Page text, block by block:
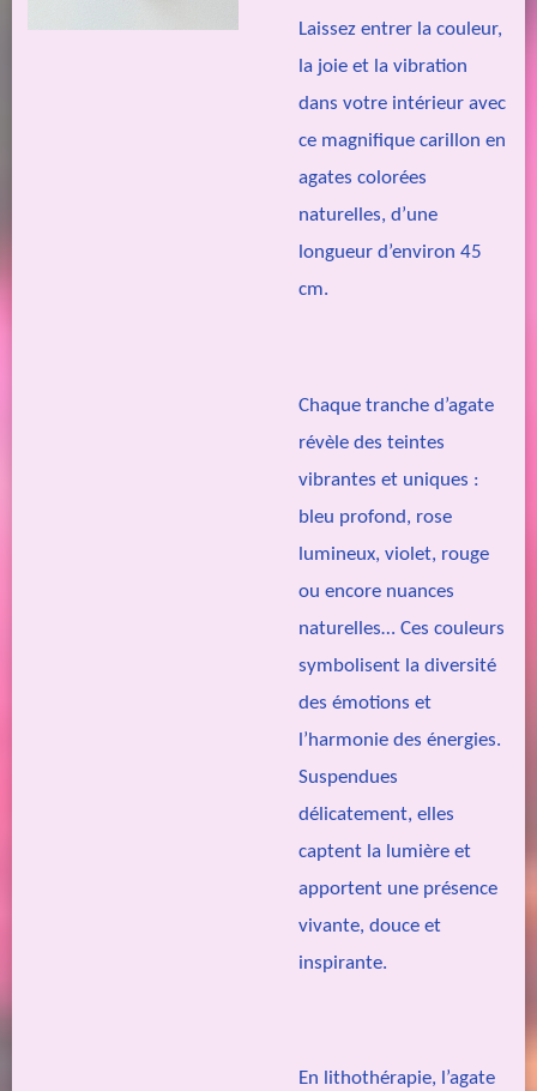
Laissez entrer la couleur,
la joie et la vibration
dans votre intérieur avec
ce magnifique carillon en
agates colorées
naturelles, d’une
longueur d’environ 45
cm.
Chaque tranche d’agate
révèle des teintes
vibrantes et uniques :
bleu profond, rose
lumineux, violet, rouge
ou encore nuances
naturelles… Ces couleurs
symbolisent la diversité
des émotions et
l’harmonie des énergies.
Suspendues
délicatement, elles
captent la lumière et
apportent une présence
vivante, douce et
inspirante.
En lithothérapie, l’agate